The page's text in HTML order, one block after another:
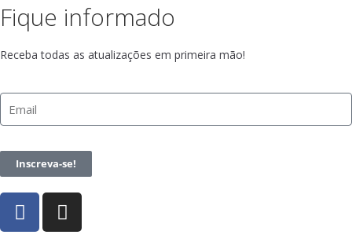
Fique informado
Receba todas as atualizações em primeira mão!
Inscreva-se!